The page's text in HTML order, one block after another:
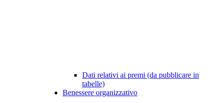
Dati relativi ai premi (da pubblicare in
tabelle)
Benessere organizzativo